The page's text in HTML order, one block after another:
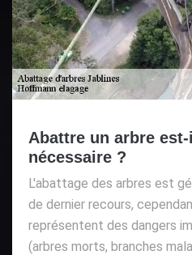
Abattre un arbre
nécessaire ?
L'abattage des arbres est
de dernier recours,
représentent des dangers
(arbres morts, branches